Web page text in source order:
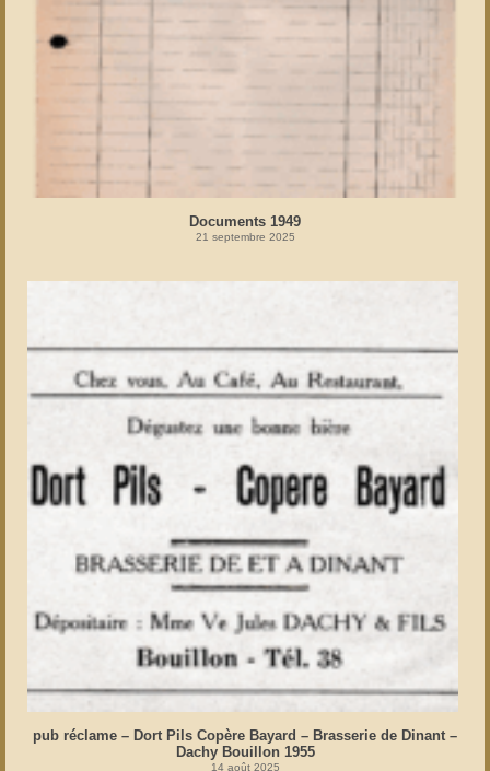
Documents 1949
21 septembre 2025
pub réclame – Dort Pils Copère Bayard – Brasserie de Dinant –
Dachy Bouillon 1955
14 août 2025